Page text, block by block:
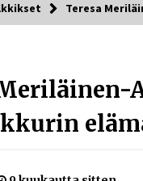
striimaaja, joka on
yleisöään Kick-alustalla
2 päivää sitten
1 viikko sitten
Teresa